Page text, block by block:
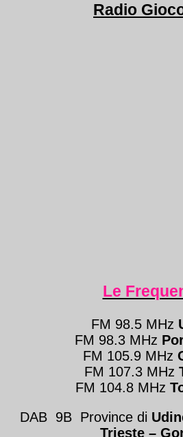
Radio
Le
FM 98.5 MHz
FM 98.3 MHz
FM 105.9 MHz
FM 107.3 MHz
FM 104.8 MHz
DAB 9B Province di
Trieste –